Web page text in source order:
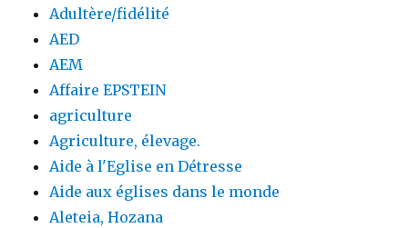
Adultère/fidélité
AED
AEM
Affaire EPSTEIN
agriculture
Agriculture, élevage.
Aide à l'Eglise en Détresse
Aide aux églises dans le monde
Aleteia, Hozana